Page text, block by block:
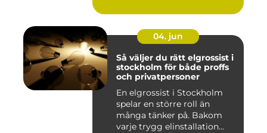
04. jun
Så väljer du rätt elgrossist i
stockholm för både proffs
och privatpersoner
En elgrossist i Stockholm
spelar en större roll än
många tänker på. Bakom
varje trygg elinstallation...